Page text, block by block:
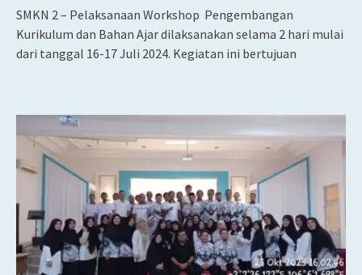
SMKN 2 – Pelaksanaan Workshop Pengembangan
Kurikulum dan Bahan Ajar dilaksanakan selama 2 hari mulai
dari tanggal 16-17 Juli 2024. Kegiatan ini bertujuan